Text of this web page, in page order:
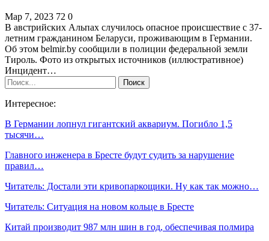
Мар 7, 2023 72 0
В австрийских Альпах случилось опасное происшествие с 37-
летним гражданином Беларуси, проживающим в Германии.
Об этом belmir.by сообщили в полиции федеральной земли
Тироль. Фото из открытых источников (иллюстративное)
Инцидент…
Интересное:
В Германии лопнул гигантский аквариум. Погибло 1,5
тысячи…
Главного инженера в Бресте будут судить за нарушение
правил…
Читатель: Достали эти кривопаркощики. Ну как так можно…
Читатель: Ситуация на новом кольце в Бресте
Китай производит 987 млн шин в год, обеспечивая полмира